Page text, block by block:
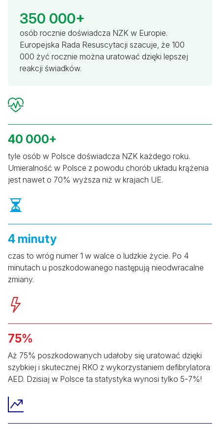
350 000+
osób rocznie doświadcza NZK w Europie.
Europejska Rada Resuscytacji szacuje, że 100
000 żyć rocznie można uratować dzięki lepszej
reakcji świadków.
40 000+
tyle osób w Polsce doświadcza NZK każdego roku.
Umieralność w Polsce z powodu chorób układu krążenia
jest nawet o 70% wyższa niż w krajach UE.
4 minuty
czas to wróg numer 1 w walce o ludzkie życie. Po 4
minutach u poszkodowanego następują nieodwracalne
zmiany.
75%
Aż 75% poszkodowanych udałoby się uratować dzięki
szybkiej i skutecznej RKO z wykorzystaniem defibrylatora
AED. Dzisiaj w Polsce ta statystyka wynosi tylko 5-7%!